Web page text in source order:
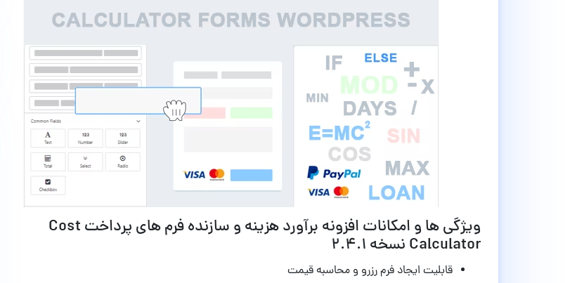
ویژگی ها و امکانات افزونه برآورد هزینه و سازنده فرم های پرداخت Cost
Calculator نسخه 2.4.1
قابلیت ایجاد فرم رزرو و محاسبه قیمت